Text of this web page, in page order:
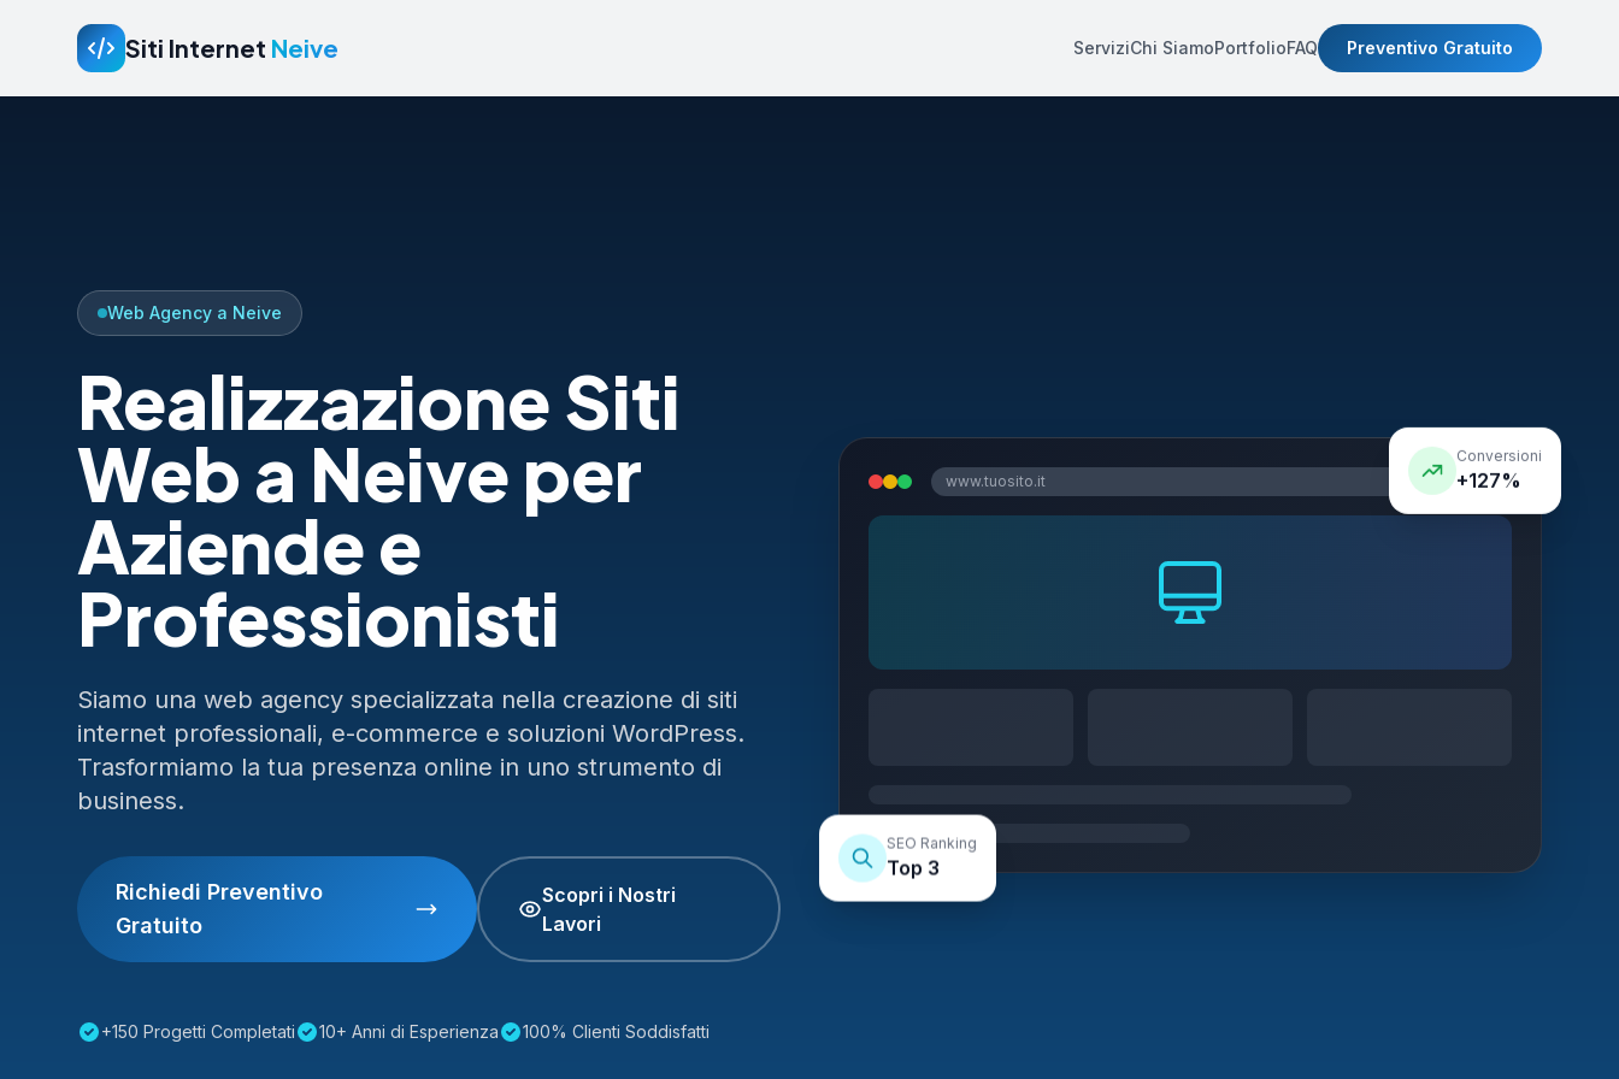
Siti Internet Neive ServiziChi SiamoPortfolioFAQ Preventivo Gratuito
Web Agency a Neive
Realizzazione Siti
Web a Neive per
Aziende e
Professionisti
Siamo una web agency specializzata nella creazione di siti
internet professionali, e-commerce e soluzioni WordPress.
Trasformiamo la tua presenza online in uno strumento di
business.
Richiedi Preventivo
Gratuito
Scopri i Nostri
Lavori
+150 Progetti Completati 10+ Anni di Esperienza 100% Clienti Soddisfatti
www.tuosito.it
Conversioni
+127%
SEO Ranking
Top 3